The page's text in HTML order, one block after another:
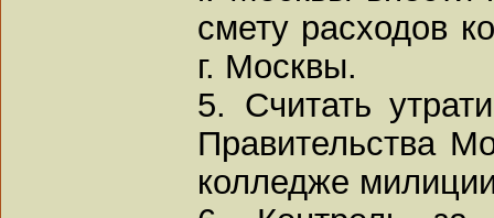
смету расходов
г. Москвы.
5. Считать
Правительства
колледже